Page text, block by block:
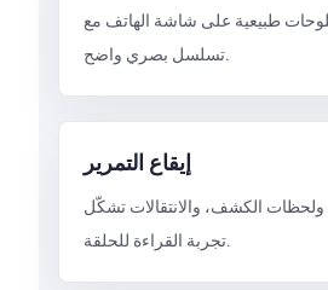
طبيعية على شاشة الهاتف مع
تسلسل بصري واضح.
إيقاع التمرير
ولحظات الكشف، والانتقالات تشكّل
تجربة القراءة للحلقة.